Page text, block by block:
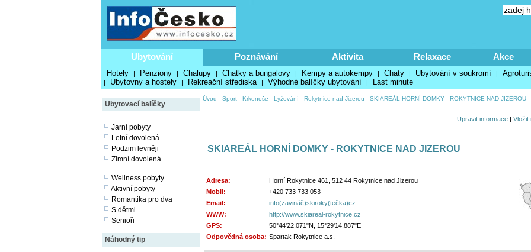
Ubytování Poznávání Aktivita Relaxace Akce
Hotely | Penziony | Chalupy | Chatky a bungalovy | Kempy a autokempy | Chaty | Ubytování v soukromí |
| Ubytovny a hostely | Rekreační střediska | Výhodné balíčky ubytování | Last minute
Ubytovací balíčky
Jarní pobyty
Letní dovolená
Podzim levněji
Zimní dovolená
Wellness pobyty
Aktivní pobyty
Romantika pro dva
S dětmi
Senioři
Náhodný tip
Úvod - Sport- Krkonoše - Lyžování- Rokytnice nad Jizerou - SKIAREÁL HORNÍ DOMKY - ROKYTNICE NAD JIZEROU
Upravit informace| Vložit
SKIAREÁL HORNÍ DOMKY - ROKYTNICE NAD JIZEROU
Adresa:
Horní Rokytnice 461, 512 44 Rokytnice nad Jizerou
Mobil:
+420 733 733 053
Email:
info(zavináč)skiroky(tečka)cz
WWW:
http://www.skiareal-rokytnice.cz
GPS:
50°44'22,071"N, 15°29'14,887"E
Odpovědná osoba: Spartak Rokytnice a.s.